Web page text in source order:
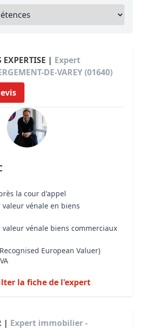
| Expert
DE-VAREY (01640)
la cour d'appel
vénale en biens
vénale biens commerciaux
European Valuer)
la fiche de l'expert
| Expert immobilier -